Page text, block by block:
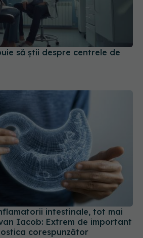
Iacob: Extrem de important
corespunzător